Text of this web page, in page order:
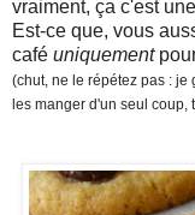
vraiment, ça c'est
Est-ce que, vous
café uniquement
(chut, ne le répétez pas :
les manger d'un seul coup,